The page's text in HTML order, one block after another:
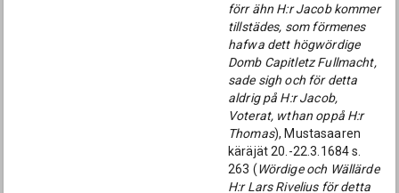
förr ähn H:r Jacob kommer
tillstädes, som förmenes
hafwa dett högwördige
Domb Capitletz Fullmacht,
sade sigh och för detta
aldrig på H:r Jacob,
Voterat, wthan oppå H:r
Thomas), Mustasaaren
käräjät 20.-22.3.1684 s.
263 (Wördige och Wällärde
H:r Lars Rivelius för detta